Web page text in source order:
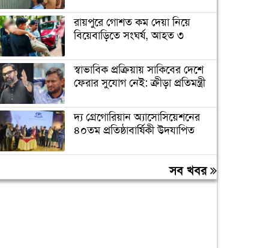
রায়পুরে গোশত কম দেয়া নিয়ে
বিয়েবাড়িতে সংঘর্ষ, আহত ৩
স্বাভাবিক প্রক্রিয়ায় সাকিবের দেশে
ফেরার সুযোগ নেই: ক্রীড়া প্রতিমন্ত্রী
দ্য গ্রেগোরিয়ান অ্যাসোসিয়েশনের
৪০তম প্রতিষ্ঠাবার্ষিকী উদযাপিত
প্রধানমন্ত্রীকে বরণে প্রস্তুত চট্টগ্রাম,
নেতাকর্মীরা উজ্জীবিত
সব খবর